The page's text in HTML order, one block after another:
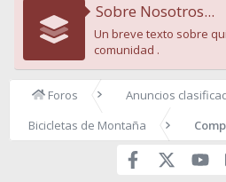
Sobre Nosotros...
Un breve texto sobre
comunidad .
Foros
Anuncios
Bicicletas de Montaña
Facebook